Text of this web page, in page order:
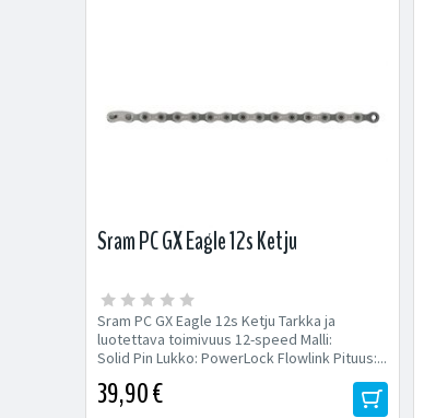
Sram PC GX Eagle 12s Ketju
Sram PC GX Eagle 12s Ketju Tarkka ja
luotettava toimivuus 12-speed Malli:
Solid Pin Lukko: PowerLock Flowlink Pituus:...
39,90 €